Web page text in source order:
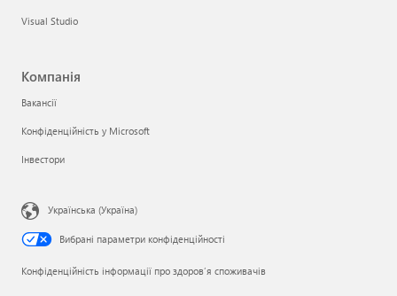
Visual Studio
Компанія
Вакансії
Конфіденційність у Microsoft
Інвестори
Українська (Україна)
Вибрані параметри конфіденційності
Конфіденційність інформації про здоров’я споживачів